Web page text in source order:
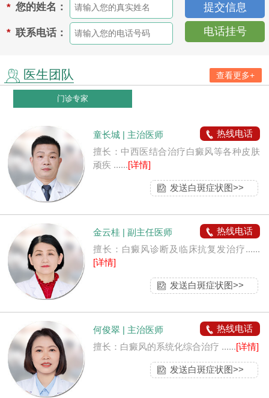
* 您的姓名：
* 联系电话： 电话挂号
医生团队 查看更多+
门诊专家
童长城 | 主治医师
热线电话
擅长：中西医结合治疗白癜风等各种皮肤
顽疾 ......[详情]
发送白斑症状图>>
金云桂 | 副主任医师
热线电话
擅长：白癜风诊断及临床抗复发治疗......
[详情]
发送白斑症状图>>
何俊翠 | 主治医师
热线电话
擅长：白癜风的系统化综合治疗 ......[详情]
发送白斑症状图>>